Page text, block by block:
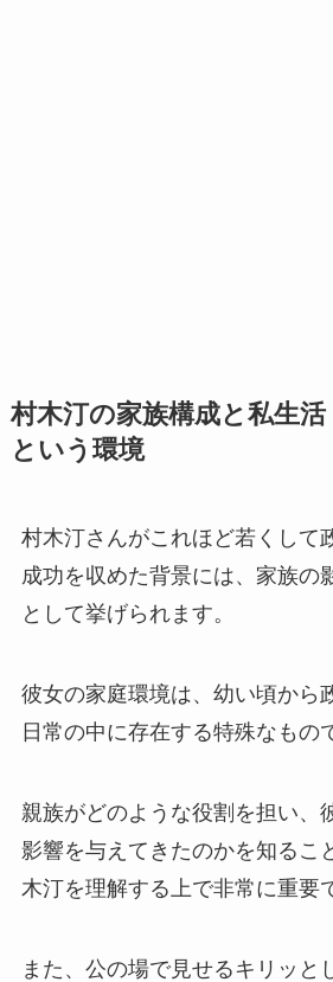
村木汀の家族構成と私生
という環境
村木汀さんがこれほど若くして
成功を収めた背景には、家族の
として挙げられます。
彼女の家庭環境は、幼い頃から
日常の中に存在する特殊なもの
親族がどのような役割を担い、
影響を与えてきたのかを知るこ
木汀を理解する上で非常に重要
また、公の場で見せるキリッと